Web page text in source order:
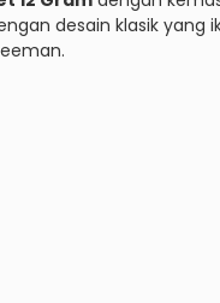
desain klasik yang